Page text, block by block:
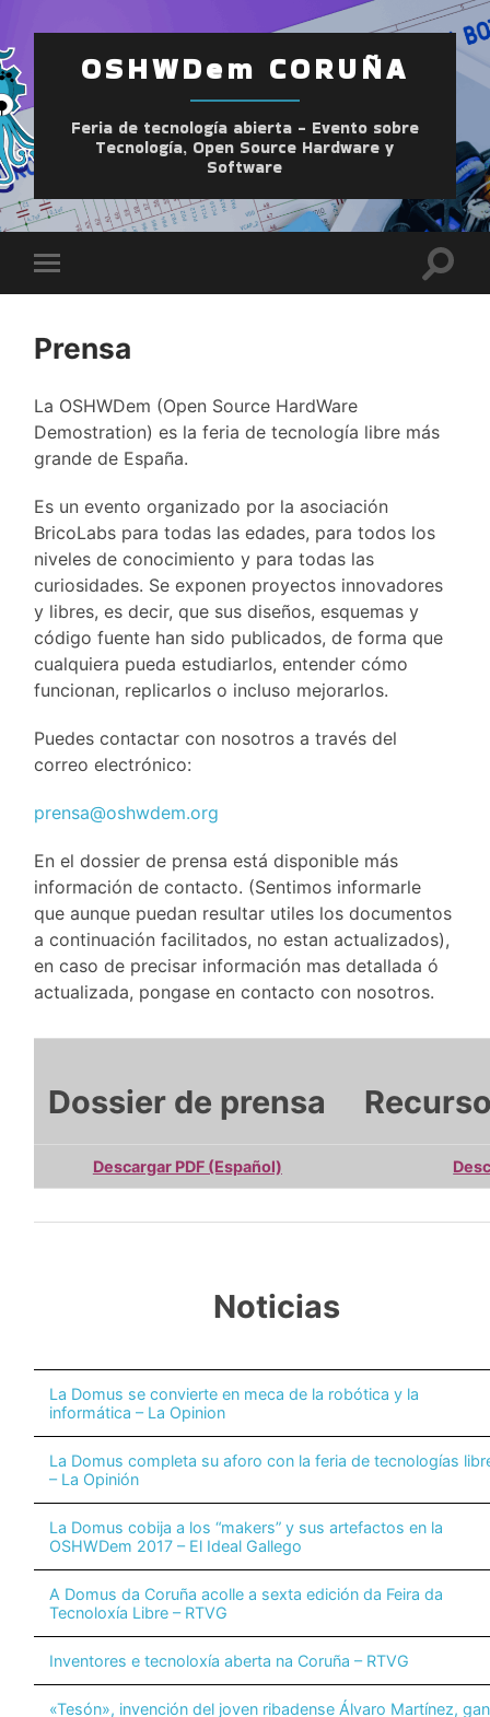
OSHWDem CORUÑA
Feria de tecnología abierta - Evento sobre
Tecnología, Open Source Hardware y
Software
el
Prensa
La OSHWDem (Open Source HardWare
Demostration) es la feria de tecnología libre más
grande de España.
Es un evento organizado por la asociación
BricoLabs para todas las edades, para todos los
niveles de conocimiento y para todas las
curiosidades. Se exponen proyectos innovadores
y libres, es decir, que sus diseños, esquemas y
código fuente han sido publicados, de forma que
cualquiera pueda estudiarlos, entender cómo
funcionan, replicarlos o incluso mejorarlos.
Puedes contactar con nosotros a través del
correo electrónico:
prensa@oshwdem.org
En el dossier de prensa está disponible más
información de contacto. (Sentimos informarle
que aunque puedan resultar utiles los documentos
a continuación facilitados, no estan actualizados),
en caso de precisar información mas detallada ó
actualizada, pongase en contacto con nosotros.
Dossier de prensa
Descargar PDF (Español)
Noticias
La Domus se convierte en meca de la robótica y la
informática – La Opinion
La Domus completa su aforo con la feria de tecnologías
– La Opinión
La Domus cobija a los “makers” y sus artefactos en la
OSHWDem 2017 – El Ideal Gallego
A Domus da Coruña acolle a sexta edición da Feira da
Tecnoloxía Libre – RTVG
Inventores e tecnoloxía aberta na Coruña – RTVG
«Tesón», invención del joven ribadense Álvaro Martínez,